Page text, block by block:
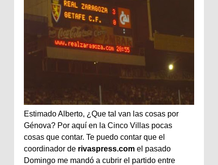
EstimadoAlberto, ¿Que tal van las cosas por
Génova? Por aquí en la Cinco Villas pocas
cosas que contar. Te puedo contar que el
coordinador de rivaspress.com el pasado
Domingo me mandó a cubrir el partido entre